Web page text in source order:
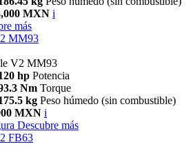
MXN i
más
MM93
V2 MM93
hp Potencia
Nm Torque
kg Peso húmedo (sin combustible)
MXN i
Descubre más
FB63